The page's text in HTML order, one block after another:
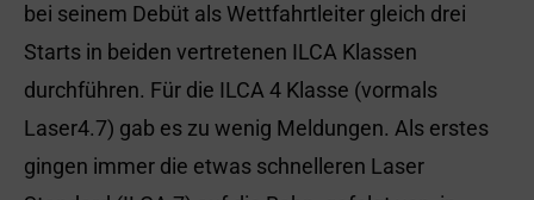
bei seinem Debüt als Wettfahrtleiter gleich drei
Starts in beiden vertretenen ILCA Klassen
durchführen. Für die ILCA 4 Klasse (vormals
Laser4.7) gab es zu wenig Meldungen. Als erstes
gingen immer die etwas schnelleren Laser